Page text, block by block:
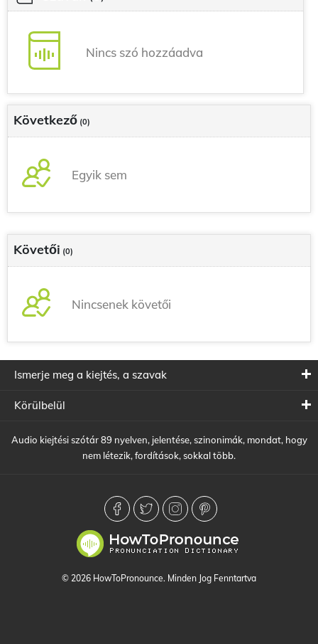
Nincs szó hozzáadva
Következő (0)
Egyik sem
Követői (0)
Nincsenek követői
Ismerje meg a kiejtés, a szavak
Körülbelül
Audio kiejtési szótár 89 nyelven, jelentése, szinonimák, mondat, hogy
nem létezik, fordítások, sokkal több.
© 2026 HowToPronounce. Minden Jog Fenntartva